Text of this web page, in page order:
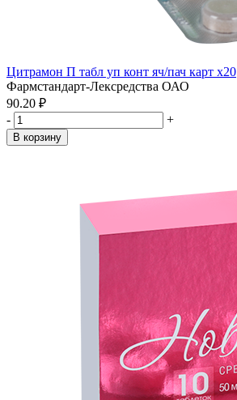
Цитрамон П табл уп конт яч/пач карт x20
Фармстандарт-Лексредства ОАО
90.20 ₽
-
+
В корзину